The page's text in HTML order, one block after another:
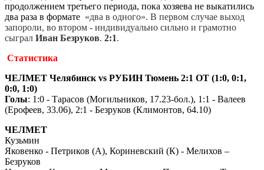
продолжением третьего периода, пока хозяева не выкатились
два раза в формате «два в одного». В первом случае выход
запороли, во втором - индивидуально сильно и грамотно
сыграл Иван Безруков. 2:1.
Статистика
ЧЕЛМЕТ Челябинск vs РУБИН Тюмень 2:1 ОТ (1:0, 0:1,
0:0, 1:0)
Голы: 1:0 - Тарасов (Могильников, 17.23-бол.), 1:1 - Валеев
(Ерофеев, 33.06), 2:1 - Безруков (Климонтов, 64.10)
ЧЕЛМЕТ
Кузьмин
Яковенко - Петриков (А), Кориневский (К) - Мелихов –
Безруков